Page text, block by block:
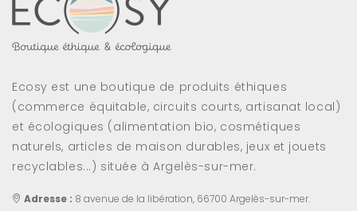
Ecosy est une boutique de produits éthiques
(commerce équitable, circuits courts, artisanat local)
et écologiques (alimentation bio, cosmétiques
naturels, articles de maison durables, jeux et jouets
recyclables...) située à Argelès-sur-mer.
Adresse : 8 avenue de la libération, 66700 Argelès-sur-mer.